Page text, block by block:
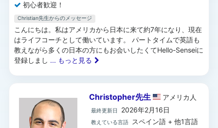
初心者歓迎！
Christian先生からのメッセージ
こんにちは。私はアメリカから日本に来て約7年になり、現在
はライフコーチとして働いています。 パートタイムで英語も
教えながら多くの日本の方にもお会いしたくてHello-Senseiに
登録しまし ... もっと見る
Christopher先生 アメリカ 人
最終更新日 2026年2月16日
教えている言語 スペイン語 + 他1言語